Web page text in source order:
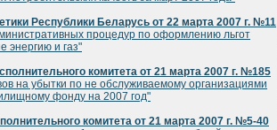
Республики Беларусь от 22 марта 2007 г. №11
процедур по оформлению льгот
энергию и газ"
комитета от 21 марта 2007 г. №185
на убытки по не обслуживаемому организациями
фонду на 2007 год"
комитета от 21 марта 2007 г. №5-40